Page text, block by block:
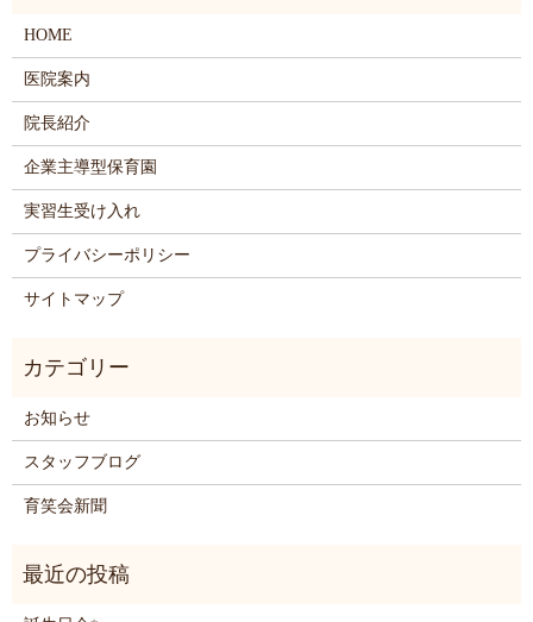
HOME
医院案内
院長紹介
企業主導型保育園
実習生受け入れ
プライバシーポリシー
サイトマップ
お知らせ
スタッフブログ
育笑会新聞